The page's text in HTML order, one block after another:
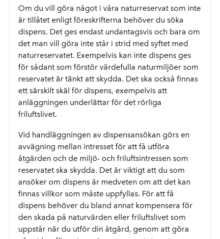
Om du vill göra något i våra naturreservat som inte
är tillåtet enligt föreskrifterna behöver du söka
dispens. Det ges endast undantagsvis och bara om
det man vill göra inte står i strid med syftet med
naturreservatet. Exempelvis kan inte dispens ges
för sådant som förstör värdefulla naturmiljöer som
reservatet är tänkt att skydda. Det ska också finnas
ett särskilt skäl för dispens, exempelvis att
anläggningen underlättar för det rörliga
friluftslivet.
Vid handläggningen av dispensansökan görs en
avvägning mellan intresset för att få utföra
åtgärden och de miljö- och friluftsintressen som
reservatet ska skydda. Det är viktigt att du som
ansöker om dispens är medveten om att det kan
finnas villkor som måste uppfyllas. För att få
dispens behöver du bland annat kompensera för
den skada på naturvärden eller friluftslivet som
uppstår när du utför din åtgärd, genom att göra